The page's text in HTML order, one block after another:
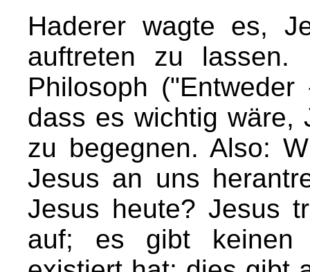
Haderer wagte es,
auftreten zu lassen.
Philosoph
dass es wichtig wäre,
zu begegnen. Also:
Jesus an uns
Jesus heute? Jesus
auf; es gibt keinen